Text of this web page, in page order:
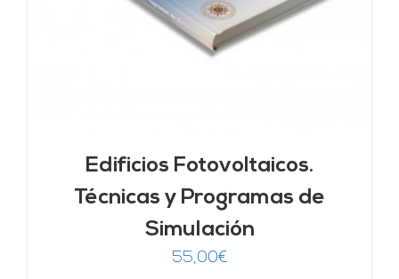
Edificios Fotovoltaicos.
Técnicas y Programas de
Simulación
55,00€